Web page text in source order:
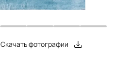
Скачать фотографии